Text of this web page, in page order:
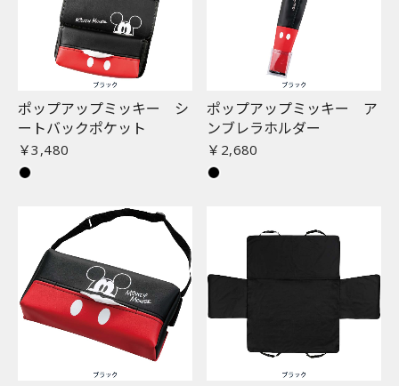
ポップアップミッキー シ
ートバックポケット
￥3,480
ポップアップミッキー ア
ンブレラホルダー
￥2,680